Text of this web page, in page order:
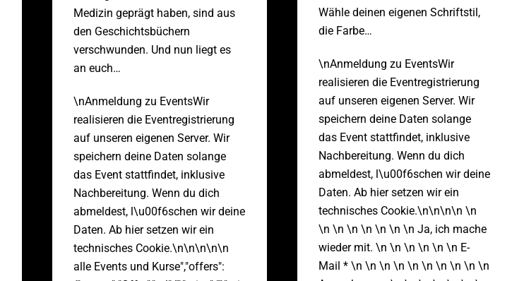
Medizin geprägt haben, sind aus
den Geschichtsbüchern
verschwunden. Und nun liegt es
an euch…
\nAnmeldung zu EventsWir
realisieren die Eventregistrierung
auf unseren eigenen Server. Wir
speichern deine Daten solange
das Event stattfindet, inklusive
Nachbereitung. Wenn du dich
abmeldest, l\u00f6schen wir deine
Daten. Ab hier setzen wir ein
technisches Cookie.\n\n\n\n\n
alle Events und Kurse","offers":
Wähle deinen eigenen Schriftstil,
die Farbe…
\nAnmeldung zu EventsWir
realisieren die Eventregistrierung
auf unseren eigenen Server. Wir
speichern deine Daten solange
das Event stattfindet, inklusive
Nachbereitung. Wenn du dich
abmeldest, l\u00f6schen wir deine
Daten. Ab hier setzen wir ein
technisches Cookie.\n\n\n\n \n
\n \n \n \n \n \n \n Ja, ich mache
wieder mit. \n \n \n \n \n \n E-
Mail * \n \n \n \n \n \n \n \n \n \n